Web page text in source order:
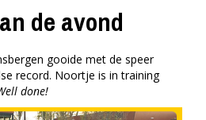
de avond
gooide met de speer
record. Noortje is in training
done!